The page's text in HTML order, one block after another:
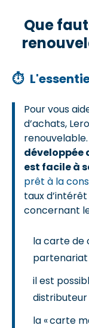
Que
⏱
Pour vous
d’achats,
développée
est facile à
prêt à la
taux
concernant
la carte de
partenariat
il est
distributeur
la « carte